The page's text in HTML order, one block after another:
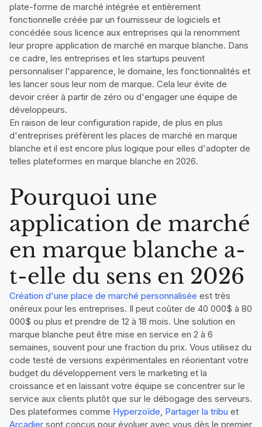
plate-forme de marché intégrée et entièrement
fonctionnelle créée par un fournisseur de logiciels et
concédée sous licence aux entreprises qui la renomment
leur propre application de marché en marque blanche. Dans
ce cadre, les entreprises et les startups peuvent
personnaliser l'apparence, le domaine, les fonctionnalités et
les lancer sous leur nom de marque. Cela leur évite de
devoir créer à partir de zéro ou d'engager une équipe de
développeurs.
En raison de leur configuration rapide, de plus en plus
d'entreprises préfèrent les places de marché en marque
blanche et il est encore plus logique pour elles d'adopter de
telles plateformes en marque blanche en 2026.
Pourquoi une
application de marché
en marque blanche a-
t-elle du sens en 2026
Création d'une place de marché personnalisée est très
onéreux pour les entreprises. Il peut coûter de 40 000$ à 80
000$ ou plus et prendre de 12 à 18 mois. Une solution en
marque blanche peut être mise en service en 2 à 6
semaines, souvent pour une fraction du prix. Vous utilisez du
code testé de versions expérimentales en réorientant votre
budget du développement vers le marketing et la
croissance et en laissant votre équipe se concentrer sur le
service aux clients plutôt que sur le débogage des serveurs.
Des plateformes comme Hyperzoïde Partager la tribu et
Arcadier sont conçus pour évoluer avec vous dès le premier